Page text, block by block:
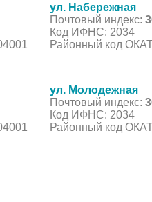
ул. Набережная
Почтовый индекс:
Код ИФНС: 2034
Районный код
ул. Молодежная
Почтовый индекс:
Код ИФНС: 2034
Районный код